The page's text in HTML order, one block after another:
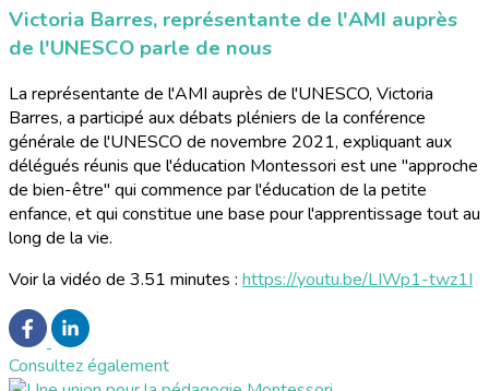
Victoria Barres, représentante de l'AMI auprès
de l'UNESCO parle de nous
La représentante de l'AMI auprès de l'UNESCO, Victoria
Barres, a participé aux débats pléniers de la conférence
générale de l'UNESCO de novembre 2021, expliquant aux
délégués réunis que l'éducation Montessori est une "approche
de bien-être" qui commence par l'éducation de la petite
enfance, et qui constitue une base pour l'apprentissage tout au
long de la vie.
Voir la vidéo de 3.51 minutes : https://youtu.be/LIWp1-twz1I
Consultez également